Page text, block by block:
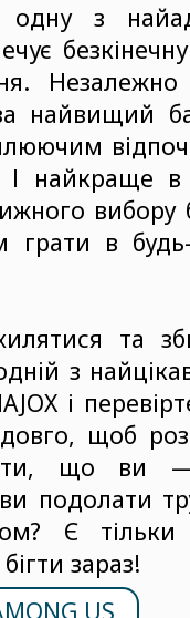
одну з
найвищий
І найкраще
вибору
грати в
та
з
і
щоб
що ви
подолати
Є
зараз!
US